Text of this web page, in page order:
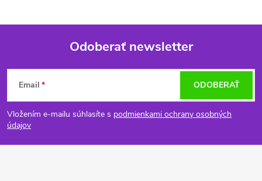
Z
á
p
Odoberať newsletter
Email
Vložením e-mailu súhlasíte s podmienkami ochrany osobných
údajov
ODOBERAŤ